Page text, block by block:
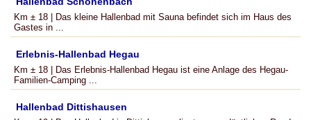
Km ± 18 | Das kleine Hallenbad mit Sauna befindet sich im Haus des
Gastes in ...
Erlebnis-Hallenbad Hegau
Km ± 18 | Das Erlebnis-Hallenbad Hegau ist eine Anlage des Hegau-
Familien-Camping ...
Hallenbad Dittishausen